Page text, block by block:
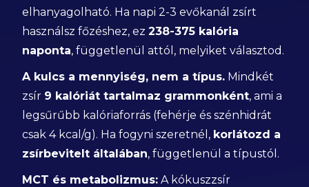
elhanyagolható. Ha napi 2-3 evőkanál zsírt
használsz főzéshez, ez238-375 kalória
naponta, függetlenül attól, melyiket választod.
A kulcs a mennyiség, nem a típus. Mindkét
zsír 9 kalóriát tartalmaz grammonként, ami a
legsűrűbb kalóriaforrás (fehérje és szénhidrát
csak 4 kcal/g). Ha fogyni szeretnél, korlátozd a
zsírbevitelt általában, függetlenül a típustól.
MCT és metabolizmus: A kókuszzsír